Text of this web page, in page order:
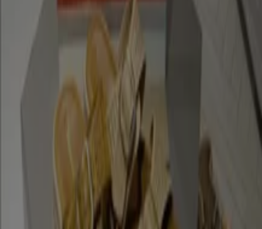
Der Sommer Ist Wieder Zuruck
Braunschweig
Kleidung, Schuhe und Accessoires
Kataloge in Braunschweig
Flyer und beste Angebote in
Braunschweig
SeifenblasenMetalldetektor